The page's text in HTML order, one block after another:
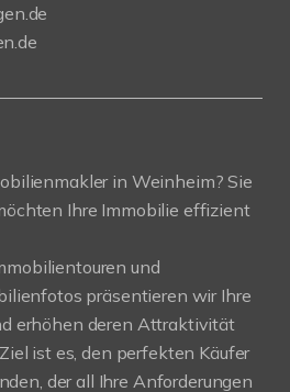
in Weinheim? Sie
Ihre Immobilie effizient
und
präsentieren wir Ihre
erhöhen deren Attraktivität
ist es, den perfekten Käufer
der all Ihre Anforderungen